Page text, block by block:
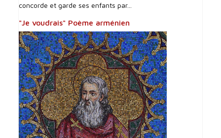
concorde et garde ses enfants par...
"Je voudrais" Poème arménien